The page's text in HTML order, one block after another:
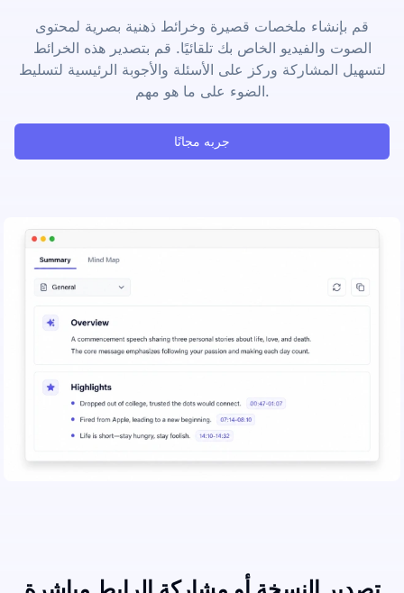
قم بإنشاء ملخصات قصيرة وخرائط ذهنية بصرية لمحتوى
الصوت والفيديو الخاص بك تلقائيًا. قم بتصدير هذه الخرائط
لتسهيل المشاركة وركز على الأسئلة والأجوبة الرئيسية لتسليط
الضوء على ما هو مهم.
جربه مجانًا